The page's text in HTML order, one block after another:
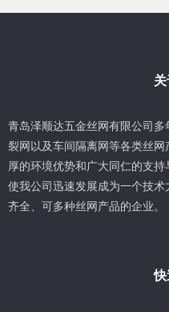
青岛泽顺达五金丝网有限公司
裂网以及车间隔离网等各类丝
厚的环境优势和广大同仁的支
使我公司迅速发展成为一个技
齐全、可多种丝网产品的企业。